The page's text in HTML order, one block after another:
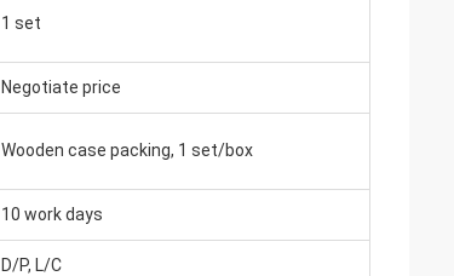
1 set
Negotiate price
Wooden case packing, 1 set/box
10 work days
D/P, L/C